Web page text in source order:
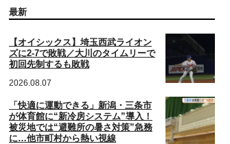
最新
【オイシックス】埼玉西武ライオン
ズに2-7で敗戦／大川のタイムリーで
初回先制するも敗戦
2026.08.07
「快適に運動できる」新潟・三条市
が体育館に“新冷房システム”導入！
被災地では“避難所の暑さ対策”急務
に…他市町村から熱い視線